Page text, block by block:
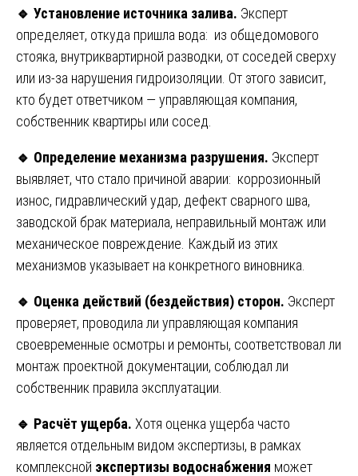
🔹 Установление источника залива. Эксперт
определяет, откуда пришла вода: из общедомового
стояка, внутриквартирной разводки, от соседей сверху
или из-за нарушения гидроизоляции. От этого зависит,
кто будет ответчиком — управляющая компания,
собственник квартиры или сосед.
🔹 Определение механизма разрушения. Эксперт
выявляет, что стало причиной аварии: коррозионный
износ, гидравлический удар, дефект сварного шва,
заводской брак материала, неправильный монтаж или
механическое повреждение. Каждый из этих
механизмов указывает на конкретного виновника.
🔹 Оценка действий (бездействия) сторон. Эксперт
проверяет, проводила ли управляющая компания
своевременные осмотры и ремонты, соответствовал ли
монтаж проектной документации, соблюдал ли
собственник правила эксплуатации.
🔹 Расчёт ущерба. Хотя оценка ущерба часто
является отдельным видом экспертизы, в рамках
комплексной экспертизы водоснабжения может